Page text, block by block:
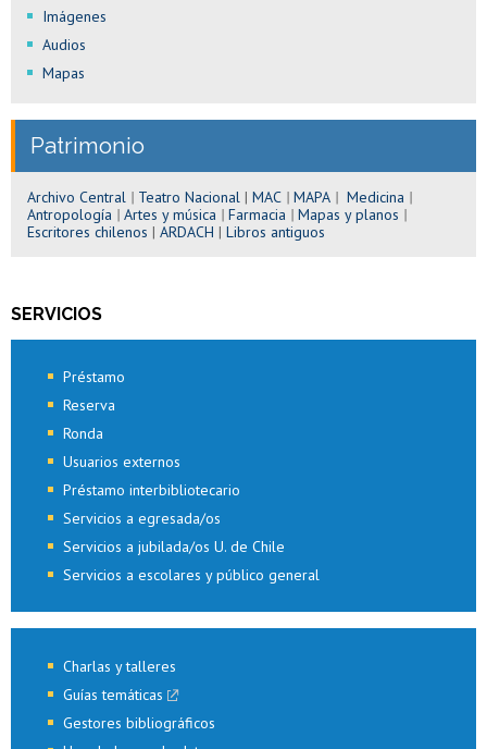
Imágenes
Audios
Mapas
Patrimonio
Archivo Central | Teatro Nacional | MAC | MAPA | Medicina |
Antropología | Artes y música | Farmacia | Mapas y planos |
Escritores chilenos | ARDACH | Libros antiguos
SERVICIOS
Préstamo
Reserva
Ronda
Usuarios externos
Préstamo interbibliotecario
Servicios a egresada/os
Servicios a jubilada/os U. de Chile
Servicios a escolares y público general
Charlas y talleres
Guías temáticas
Gestores bibliográficos